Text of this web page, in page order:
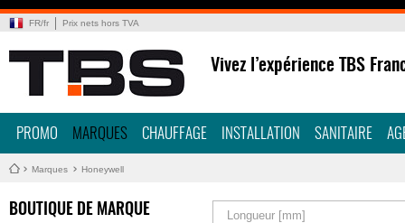
FR/fr Prix nets hors TVA
Vivez l’expérience TBS
PROMO MARQUES CHAUFFAGE INSTALLATION SANITAIRE
Marques Honeywell
BOUTIQUE DE MARQUE Longueur [mm]